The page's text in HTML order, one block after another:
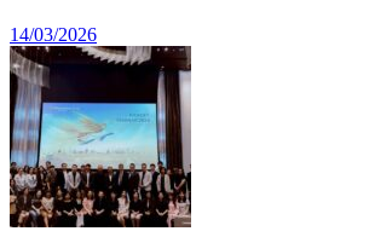
14/03/2026